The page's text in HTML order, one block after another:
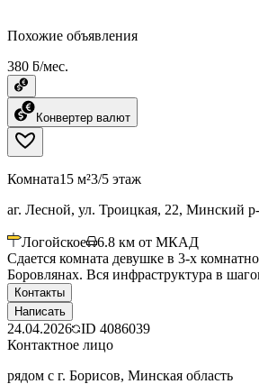
Похожие объявления
380 ƃ/мес.
Конвертер валют
Комната15 м²3/5 этаж
аг. Лесной, ул. Троицкая, 22, Минский
Логойское 6.8 км от МКАД
Сдается комната девушке в 3-х
Боровлянах. Вся инфраструктура в
Контакты
Написать
24.04.2026 ID 4086039
Контактное лицо
рядом с г. Борисов, Минская область